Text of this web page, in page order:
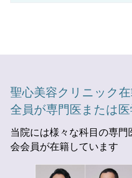
聖心美容クリニック
全員が専門医または
当院には様々な科目の専門
会会員が在籍しています